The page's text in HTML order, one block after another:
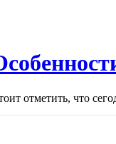
отметить, что